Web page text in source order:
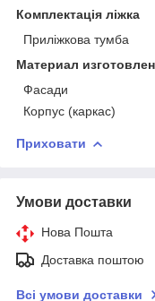
Комплектація ліжка
Приліжкова тумба
Материал
Фасади
Корпус (каркас)
Приховати
Умови доставки
Нова Пошта
Доставка поштою
Всі умови доставки